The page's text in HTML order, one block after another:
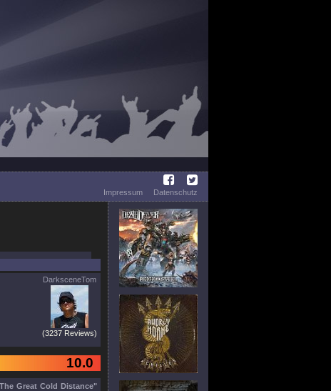
Impressum
Datenschutz
DarksceneTom
(3237 Reviews)
10.0
Great Cold Distance"